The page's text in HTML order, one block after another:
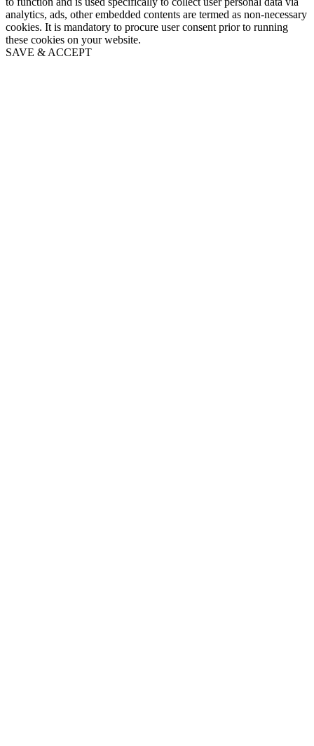
analytics, ads, other embedded contents are termed as non-necessary
cookies. It is mandatory to procure user consent prior to running
these cookies on your website.
SAVE & ACCEPT